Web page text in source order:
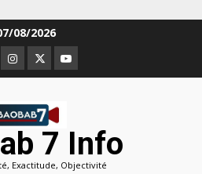
08/2026
Instagram
TwitterYoutube
7 Info
Exactitude, Objectivité